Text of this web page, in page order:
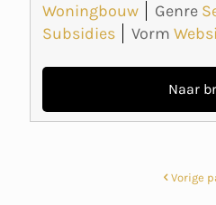
Woningbouw
Genre
Subsidies
Vorm
Naar
Vorige